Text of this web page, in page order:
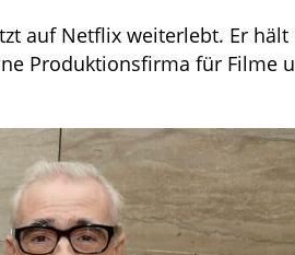
auf Netflix weiterlebt. Er hält
Produktionsfirma für Filme